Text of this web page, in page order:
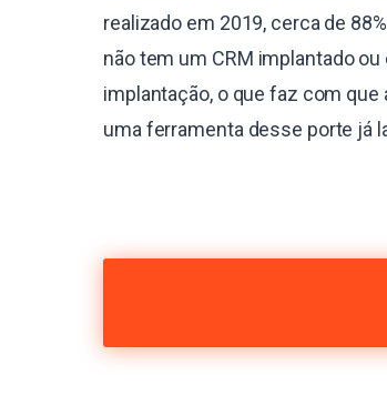
realizado em 2019, cerca de
não tem um CRM implantado
implantação, o que faz com
uma ferramenta desse porte já